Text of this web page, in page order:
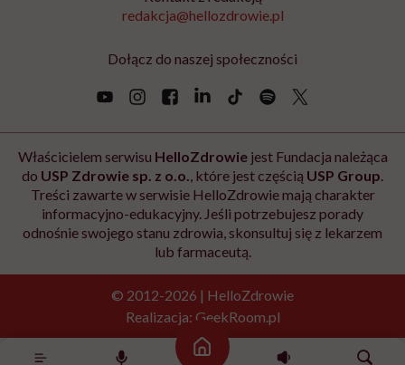
Strona główna
redakcja@hellozdrowie.pl
Dołącz do naszej społeczności
Właścicielem serwisu HelloZdrowiejest Fundacja należąca
do USP Zdrowie sp. z o.o., które jest częścią USP Group.
Treści zawarte w serwisie HelloZdrowie mają charakter
informacyjno-edukacyjny. Jeśli potrzebujesz porady
odnośnie swojego stanu zdrowia, skonsultuj się z lekarzem
lub farmaceutą.
© 2012-2026 | HelloZdrowie
Realizacja: GeekRoom.pl